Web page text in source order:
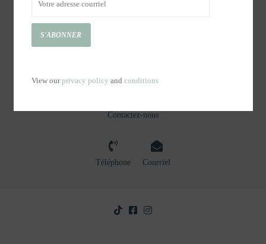
PRODUITS
MON COMPTE
Contactez-nous
Téléphone Courriel
S'ABONNER
View ourprivacy policy and conditions